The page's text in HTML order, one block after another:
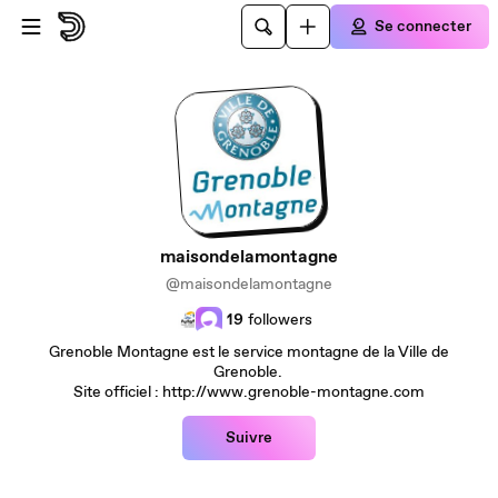
Passer au contenu principal
Se connecter
maisondelamontagne
@maisondelamontagne
19 followers
Grenoble Montagne est le service montagne de la Ville de
Grenoble.
Site officiel : http://www.grenoble-montagne.com
Suivre